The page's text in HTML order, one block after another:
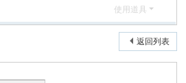
使用道具
返回列表